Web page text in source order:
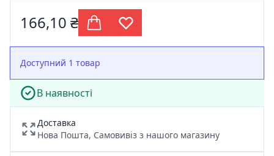
166,10 ₴
Доступний 1 товар
В наявності
Доставка
Нова Пошта, Самовивіз з нашого магазину